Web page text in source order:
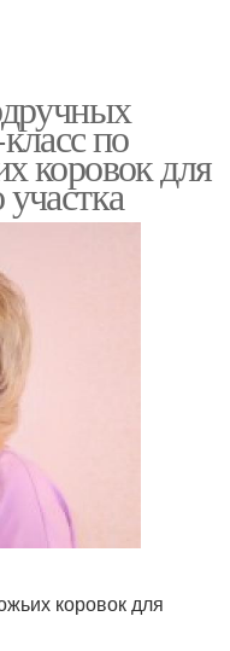
по
коровок для
коровок для